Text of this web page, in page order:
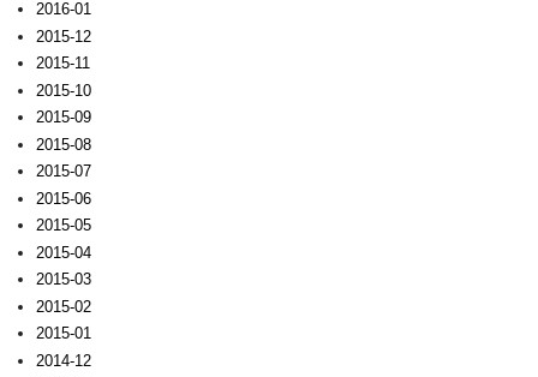
2016-01
2015-12
2015-11
2015-10
2015-09
2015-08
2015-07
2015-06
2015-05
2015-04
2015-03
2015-02
2015-01
2014-12